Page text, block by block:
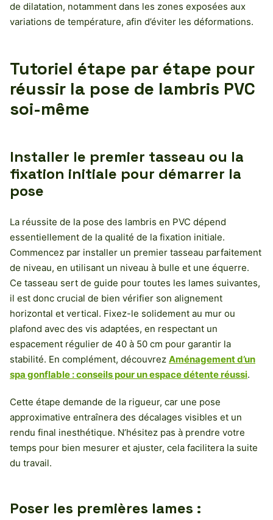
de dilatation, notamment dans les zones exposées aux
variations de température, afin d’éviter les déformations.
Tutoriel étape par étape pour
réussir la pose de lambris PVC
soi-même
Installer le premier tasseau ou la
fixation initiale pour démarrer la
pose
La réussite de la pose des lambris en PVC dépend
essentiellement de la qualité de la fixation initiale.
Commencez par installer un premier tasseau parfaitement
de niveau, en utilisant un niveau à bulle et une équerre.
Ce tasseau sert de guide pour toutes les lames suivantes,
il est donc crucial de bien vérifier son alignement
horizontal et vertical. Fixez-le solidement au mur ou
plafond avec des vis adaptées, en respectant un
espacement régulier de 40 à 50 cm pour garantir la
stabilité. En complément, découvrez Aménagement d’un
spa gonflable : conseils pour un espace détente réussi.
Cette étape demande de la rigueur, car une pose
approximative entraînera des décalages visibles et un
rendu final inesthétique. N’hésitez pas à prendre votre
temps pour bien mesurer et ajuster, cela facilitera la suite
du travail.
Poser les premières lames :